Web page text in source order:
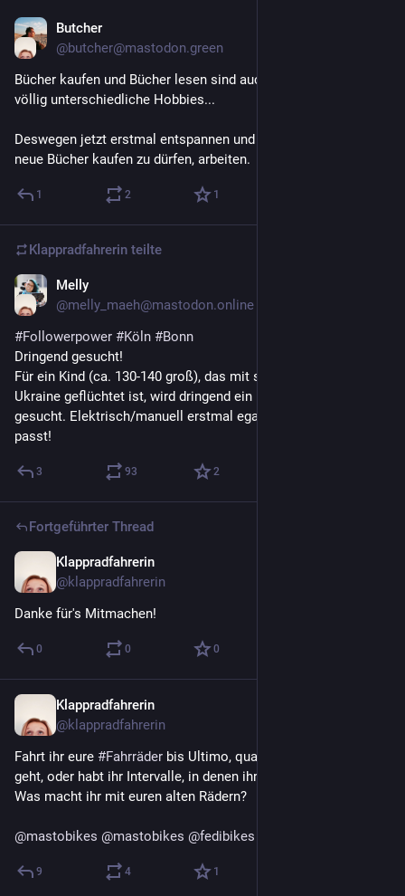
Butcher
@butcher@mastodon.green
Bücher kaufen und Bücher lesen sind auch irgendwie zwei
völlig unterschiedliche Hobbies...
Deswegen jetzt erstmal entspannen und an der Legitimation,
neue Bücher kaufen zu dürfen, arbeiten.
1 2 1
Klappradfahrerin teilte
Melly
@melly_maeh@mastodon.online
#Followerpower #Köln #Bonn
Dringend gesucht!
Für ein Kind (ca. 130-140 groß), das mit seiner Familie aus der
Ukraine geflüchtet ist, wird dringend ein passender Rollstuhl
gesucht. Elektrisch/manuell erstmal egal, Hauptsache er
passt!
3 93 2
Fortgeführter Thread
Klappradfahrerin
@klappradfahrerin
Danke für's Mitmachen!
0 0 0
Klappradfahrerin
@klappradfahrerin
Fahrt ihr eure #Fahrräder bis Ultimo, quasi bis es nicht mehr
geht, oder habt ihr Intervalle, in denen ihr eure Räder ersetzt?
Was macht ihr mit euren alten Rädern?
@mastobikes @mastobikes @fedibikes
9 4 1